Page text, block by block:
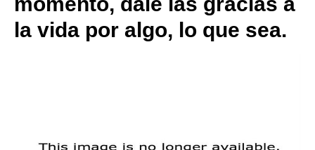
la vida por algo, lo que sea.